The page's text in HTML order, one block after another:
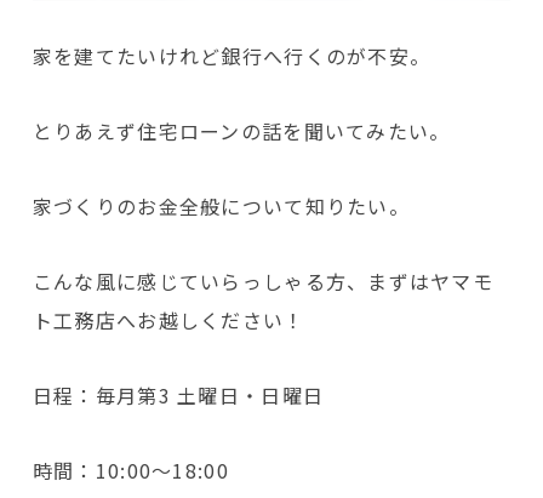
家を建てたいけれど銀行へ行くのが不安。
とりあえず住宅ローンの話を聞いてみたい。
家づくりのお金全般について知りたい。
こんな風に感じていらっしゃる方、まずはヤマモ
ト工務店へお越しください！
日程：毎月第3 土曜日・日曜日
時間：10:00～18:00